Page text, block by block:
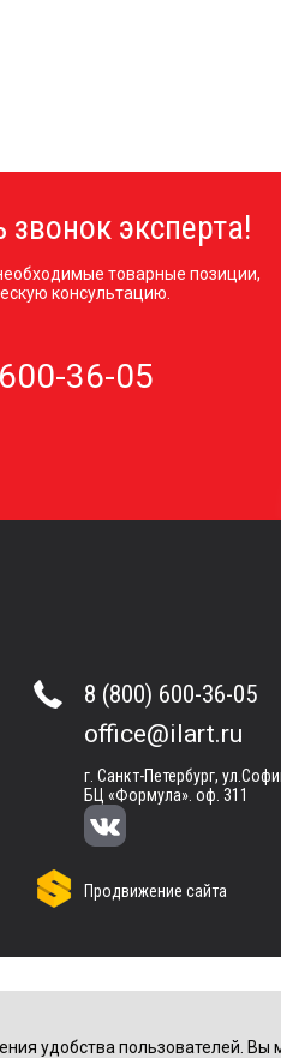
звонок эксперта!
товарные позиции,
консультацию.
36-05
8 (800) 600-36-05
office@ilart.ru
г. Санкт-Петербург,
БЦ «Формула». оф. 311
Продвижение сайта
удобства пользователей. Вы